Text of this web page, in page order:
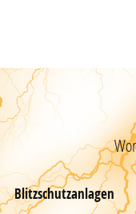
Blitzschutzanlagen